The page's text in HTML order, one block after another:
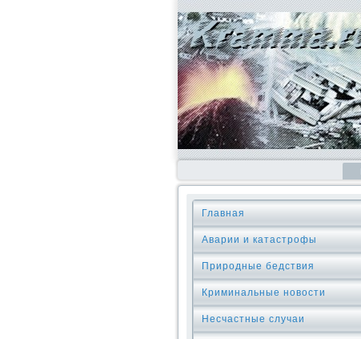
Главная
Аварии и катастрофы
Природные бедствия
Криминальные новοсти
Несчастные случаи